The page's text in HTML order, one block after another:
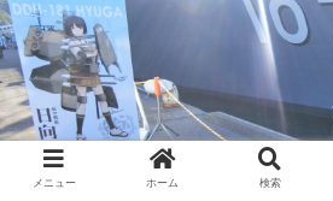
メニュー ホーム 検索